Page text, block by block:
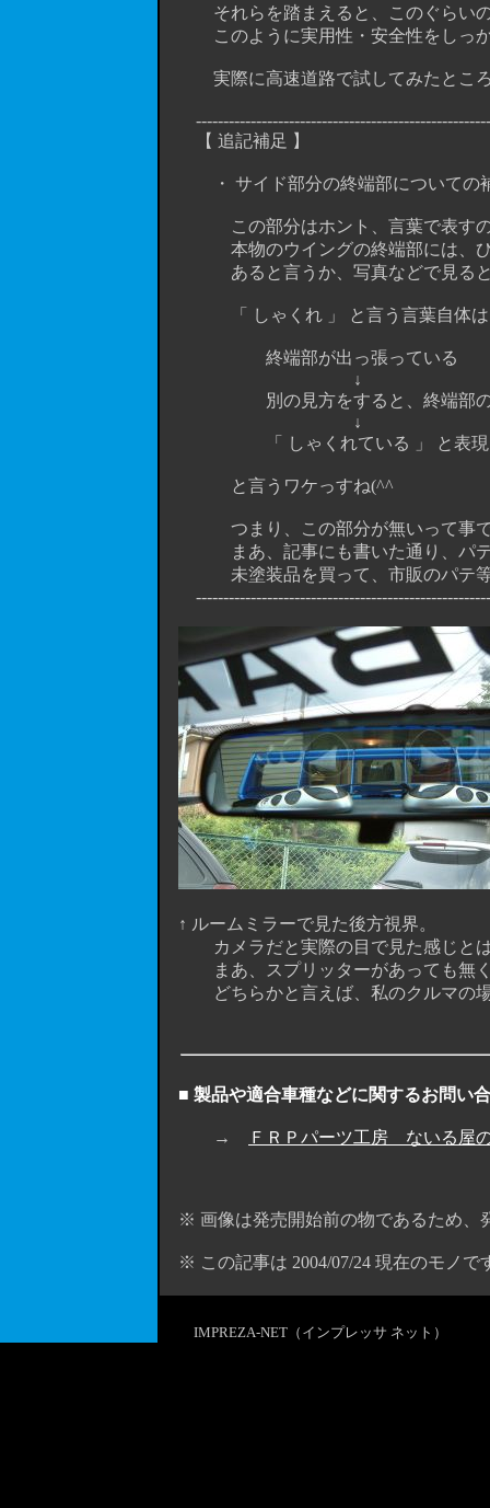
それらを踏まえると、このぐらいの
このように実用性・安全性をしっか
実際に高速道路で試してみたところ
【 追記補足 】
・ サイド部分の終端部についての
この部分はホント、言葉で表すの
本物のウイングの終端部には、ひっ
あると言うか、写真などで見ると
「 しゃくれ 」 と言う言葉自体は 「
終端部が出っ張っている
↓
別の見方をすると、終端部の手
↓
「 しゃくれている 」 と表現
と言うワケっすね(^^ゞ
つまり、この部分が無いって事で
まあ、記事にも書いた通り、パテ整
未塗装品を買って、市販のパテ等で
↑ ルームミラーで見た後方視界。
カメラだと実際の目で見た感じとは
まあ、スプリッターがあっても無く
どちらかと言えば、私のクルマの場
■ 製品や適合車種などに関するお問い
→ ＦＲＰパーツ工房 ないる屋
※ 画像は発売開始前の物であるため、
※ この記事は 2004/07/24 現在のモノで
IMPREZA-NET（インプレッサ ネット）